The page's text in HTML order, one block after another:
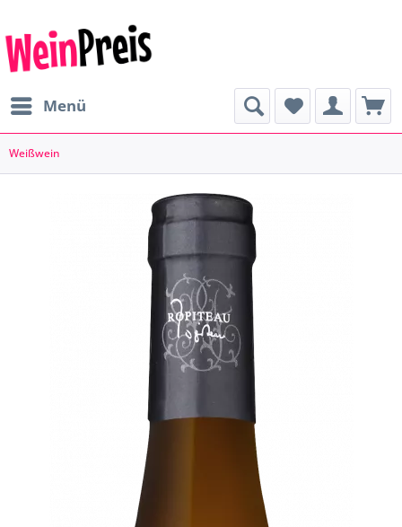
Menü
Weißwein